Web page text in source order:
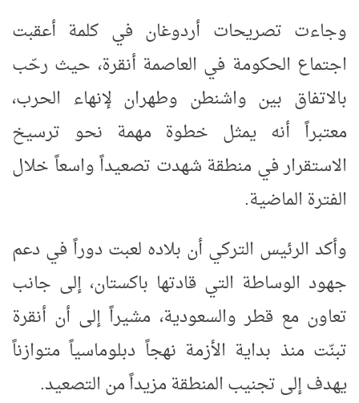
وجاءت تصريحات أردوغان في كلمة أعقبت
اجتماع الحكومة في العاصمة أنقرة، حيث رحّب
بالاتفاق بين واشنطن وطهران لإنهاء الحرب،
معتبراً أنه يمثل خطوة مهمة نحو ترسيخ
الاستقرار في منطقة شهدت تصعيداً واسعاً خلال
الفترة الماضية.
وأكد الرئيس التركي أن بلاده لعبت دوراً في دعم
جهود الوساطة التي قادتها باكستان، إلى جانب
تعاون مع قطر والسعودية، مشيراً إلى أن أنقرة
تبنّت منذ بداية الأزمة نهجاً دبلوماسياً متوازناً
يهدف إلى تجنيب المنطقة مزيداً من التصعيد.